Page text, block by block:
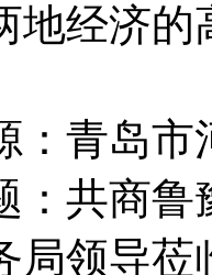
地经济的
：青岛市
共商鲁
局领导莅